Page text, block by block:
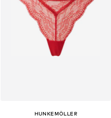
HUNKEMÖLLER